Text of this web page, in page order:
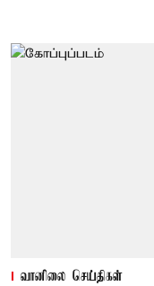
வானிலை செய்திகள்